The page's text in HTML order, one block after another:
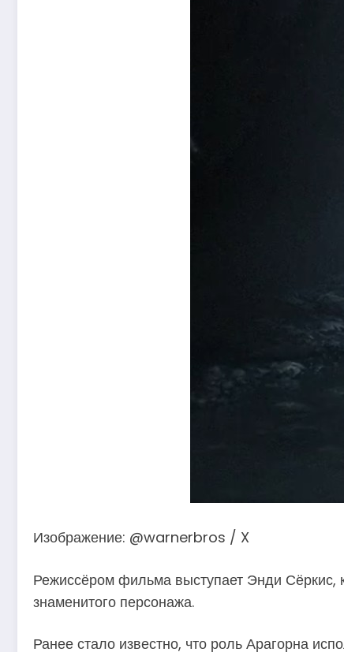
Изображение: @warnerbros / X
Режиссёром фильма выступает Энди Сёркис,
знаменитого персонажа.
Ранее стало известно, что роль Арагорна